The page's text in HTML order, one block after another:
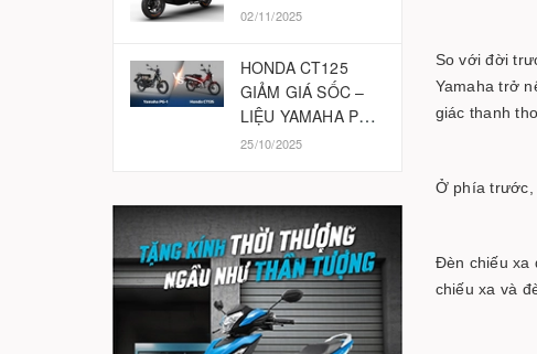
So với đời
Yamaha trở
giác thanh
Ở phía trước,
Đèn chiếu xa
chiếu xa và
cần bằng lái
02/11/2025
HONDA CT125
GIẢM GIÁ SỐC –
LIỆU YAMAHA PG-
1 CÓ BỊ ẢNH
25/10/2025